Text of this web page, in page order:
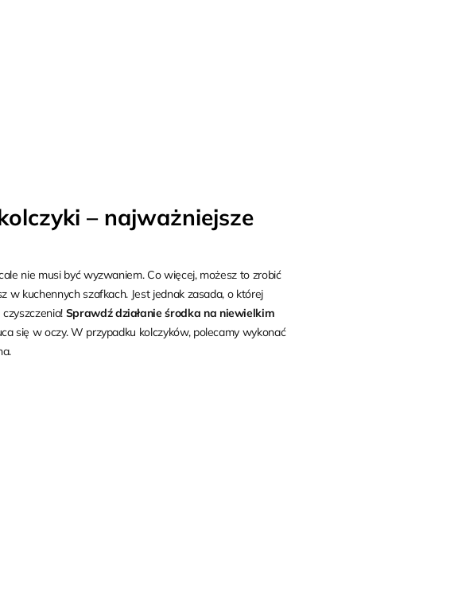
– najważniejsze
nie musi być wyzwaniem. Co więcej, możesz to zrobić
w kuchennych szafkach. Jest jednak zasada, o której
Sprawdź działanie środka na niewielkim
się w oczy. W przypadku kolczyków, polecamy wykonać